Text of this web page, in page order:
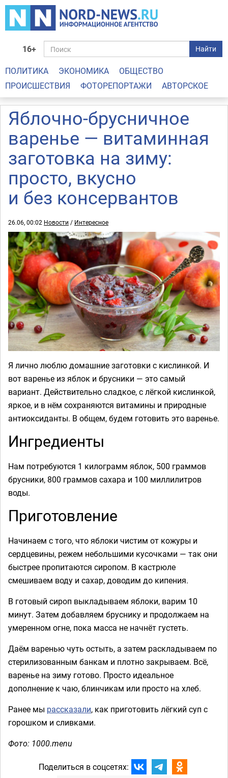
16+ Найти
ПОЛИТИКА ЭКОНОМИКА
ОБЩЕСТВО
ПРОИСШЕСТВИЯ
ФОТОРЕПОРТАЖИ АВТОРСКОЕ
Яблочно-брусничное
варенье — витаминная
заготовка на зиму:
просто, вкусно
и без консервантов
26.06, 00:02 Новости / Интересное
Я лично люблю домашние заготовки с кислинкой. И
вот варенье из яблок и брусники — это самый
вариант. Действительно сладкое, с лёгкой кислинкой,
яркое, и в нём сохраняются витамины и природные
антиоксиданты. В общем, будем готовить это варенье.
Ингредиенты
Нам потребуются 1 килограмм яблок, 500 граммов
брусники, 800 граммов сахара и 100 миллилитров
воды.
Приготовление
Начинаем с того, что яблоки чистим от кожуры и
сердцевины, режем небольшими кусочками — так они
быстрее пропитаются сиропом. В кастрюле
смешиваем воду и сахар, доводим до кипения.
В готовый сироп выкладываем яблоки, варим 10
минут. Затем добавляем бруснику и продолжаем на
умеренном огне, пока масса не начнёт густеть.
Даём варенью чуть остыть, а затем раскладываем по
стерилизованным банкам и плотно закрываем. Всё,
варенье на зиму готово. Просто идеальное
дополнение к чаю, блинчикам или просто на хлеб.
Ранее мы рассказали, как приготовить лёгкий суп с
горошком и сливками.
Фото: 1000.menu
Поделиться в соцсетях: